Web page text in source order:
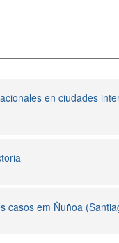
en ciudades
casos em Ñuñoa